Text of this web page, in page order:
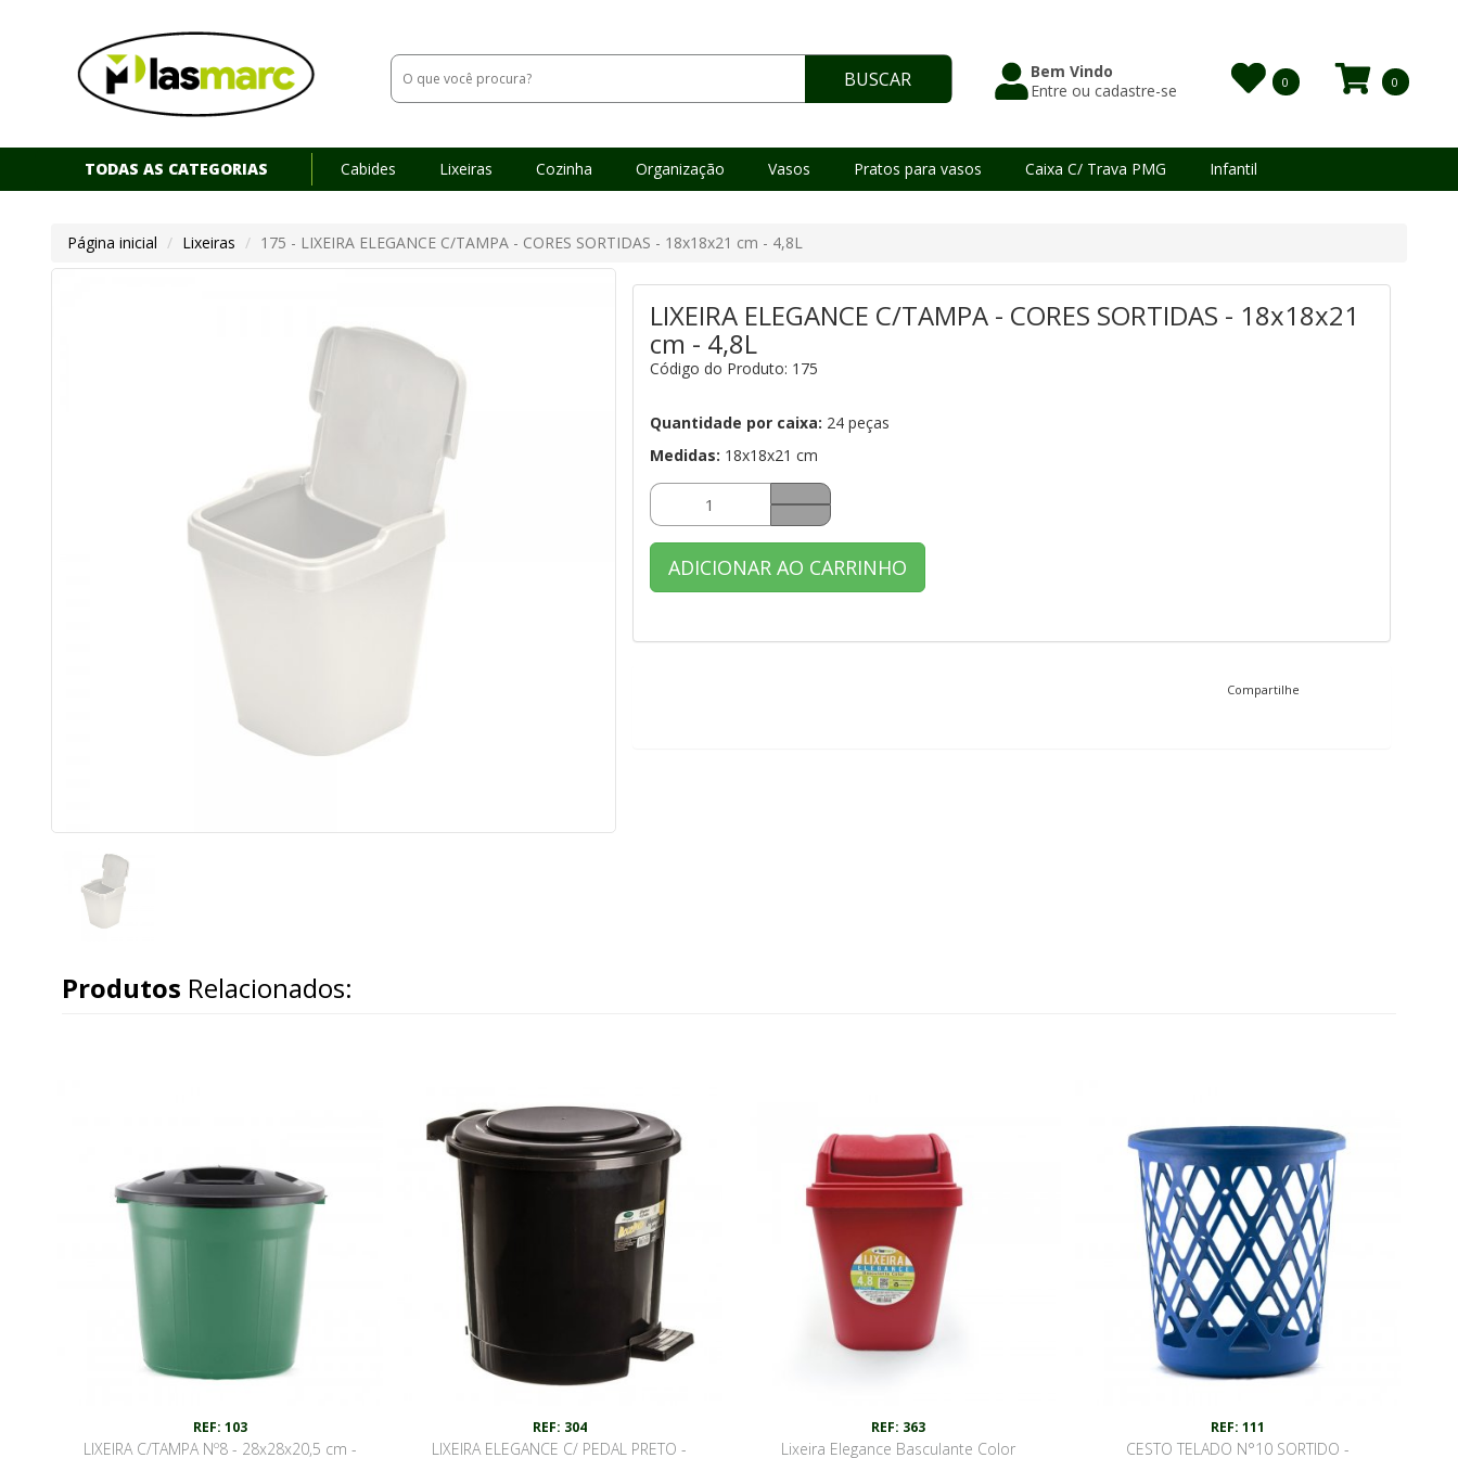
BUSCAR
0
0
Bem Vindo
Entre ou cadastre-se
TODAS AS CATEGORIAS Cabides Lixeiras Cozinha Organização Vasos Pratos para vasos Caixa C/ Trava PMG Infantil
Página inicial
Lixeiras 175 - LIXEIRA ELEGANCE C/TAMPA - CORES SORTIDAS - 18x18x21 cm - 4,8L
LIXEIRA ELEGANCE C/TAMPA - CORES SORTIDAS - 18x18x21
cm - 4,8L
Código do Produto: 175
Quantidade por caixa: 24 peças
Medidas: 18x18x21 cm
ADICIONAR AO CARRINHO
Compartilhe
Produtos Relacionados:
REF: 103
LIXEIRA C/TAMPA Nº8 - 28x28x20,5 cm -
REF: 304
LIXEIRA ELEGANCE C/ PEDAL PRETO -
REF: 363
Lixeira Elegance Basculante Color
REF: 111
CESTO TELADO N°10 SORTIDO -